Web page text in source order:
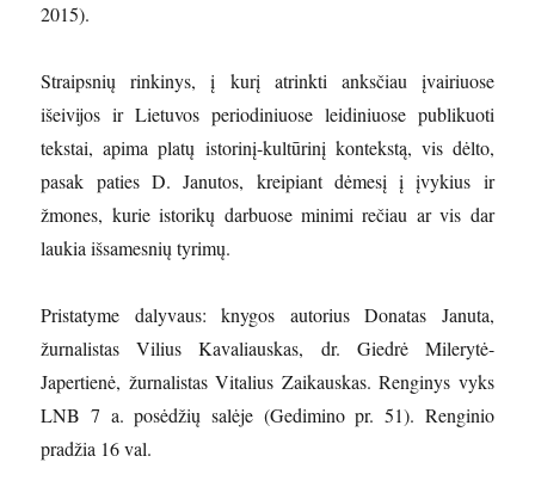
2015).
Straipsnių rinkinys, į kurį atrinkti anksčiau įvairiuose
išeivijos ir Lietuvos periodiniuose leidiniuose publikuoti
tekstai, apima platų istorinį-kultūrinį kontekstą, vis dėlto,
pasak paties D. Janutos, kreipiant dėmesį į įvykius ir
žmones, kurie istorikų darbuose minimi rečiau ar vis dar
laukia išsamesnių tyrimų.
Pristatyme dalyvaus: knygos autorius Donatas Januta,
žurnalistas Vilius Kavaliauskas, dr. Giedrė Milerytė-
Japertienė, žurnalistas Vitalius Zaikauskas. Renginys vyks
LNB 7 a. posėdžių salėje (Gedimino pr. 51). Renginio
pradžia 16 val.